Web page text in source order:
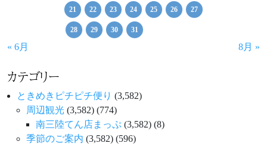
21 22 23 24 25 26 27
28 29 30 31
« 6月 8月 »
カテゴリー
ときめきピチピチ便り (3,582)
周辺観光 (3,582) (774)
南三陸てん店まっぷ (3,582) (8)
季節のご案内 (3,582) (596)